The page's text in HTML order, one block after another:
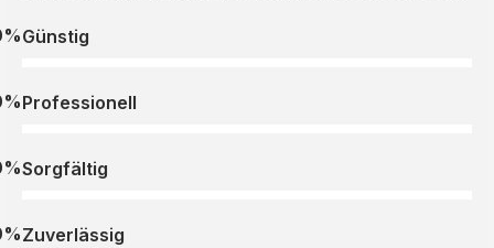
Günstig
Professionell
Sorgfältig
Zuverlässig